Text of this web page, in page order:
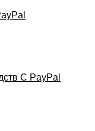
С PayPal